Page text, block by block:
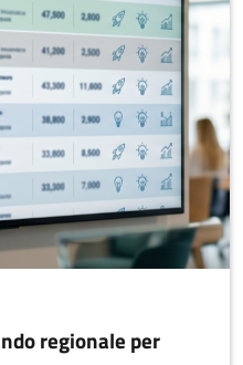
regionale per